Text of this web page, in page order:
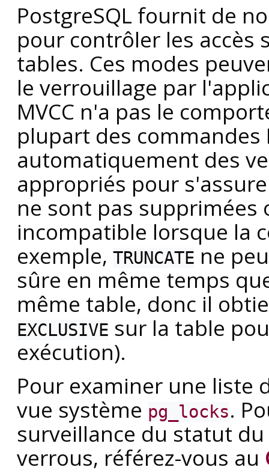
PostgreSQL fournit de
pour contrôler les accès
tables. Ces modes
le verrouillage par
MVCC n'a pas le
plupart des commandes
automatiquement des
appropriés pour
ne sont pas supprimées
incompatible lorsque la
exemple, TRUNCATE ne
sûre en même temps
même table, donc il
EXCLUSIVE sur la table
exécution).
Pour examiner une liste
vue système pg_locks.
surveillance du statut
verrous, référez-vous au